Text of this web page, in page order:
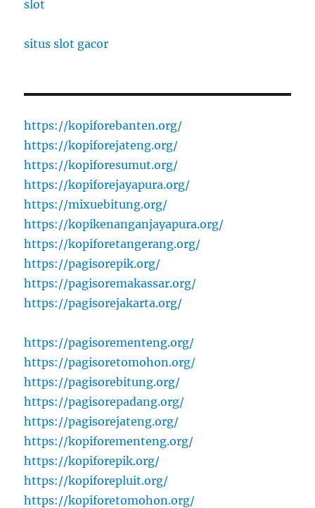
slot
situs slot gacor
https://kopiforebanten.org/
https://kopiforejateng.org/
https://kopiforesumut.org/
https://kopiforejayapura.org/
https://mixuebitung.org/
https://kopikenanganjayapura.org/
https://kopiforetangerang.org/
https://pagisorepik.org/
https://pagisoremakassar.org/
https://pagisorejakarta.org/
https://pagisorementeng.org/
https://pagisoretomohon.org/
https://pagisorebitung.org/
https://pagisorepadang.org/
https://pagisorejateng.org/
https://kopiforementeng.org/
https://kopiforepik.org/
https://kopiforepluit.org/
https://kopiforetomohon.org/